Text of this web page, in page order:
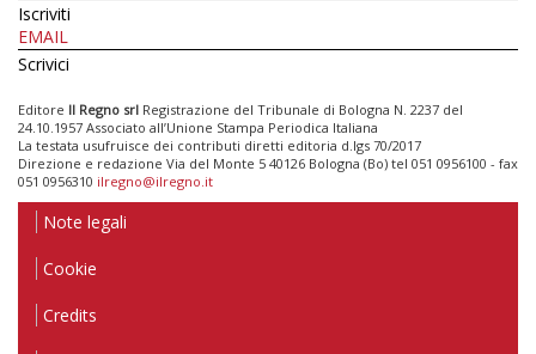
Iscriviti
EMAIL
Scrivici
Editore Il Regno srl Registrazione del Tribunale di Bologna N. 2237 del
24.10.1957 Associato all’Unione Stampa Periodica Italiana
La testata usufruisce dei contributi diretti editoria d.lgs 70/2017
Direzione e redazione Via del Monte 5 40126 Bologna (Bo) tel 051 0956100 - fax
051 0956310 ilregno@ilregno.it
Note legali
Cookie
Credits